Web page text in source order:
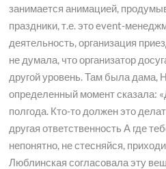
занимается анимацией,
праздники, т.е. это event-
деятельность, организация
не думала, что организатор
другой уровень. Там была дама,
определенный момент сказала:
полгода. Кто-то должен это
другая ответственность А где
непонятно, не стесняйся,
Люблинская согласовала эту